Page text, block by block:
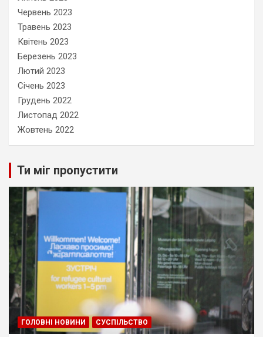
Червень 2023
Травень 2023
Квітень 2023
Березень 2023
Лютий 2023
Січень 2023
Грудень 2022
Листопад 2022
Жовтень 2022
Ти міг пропустити
ГОЛОВНІ НОВИНИ СУСПІЛЬСТВО